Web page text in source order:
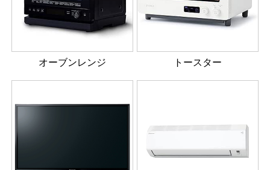
オーブンレンジ トースター